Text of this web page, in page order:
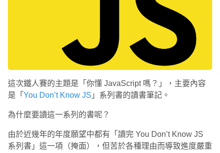
這次鐵人賽的主題是「你懂 JavaScript 嗎？」，主要內容
是「 You Don’t Know JS 」系列書的讀書筆記。
為什麼要讀這一系列的書呢？
由於近幾年的年度願望中都有「讀完 You Don’t Know JS
系列書」這一項（掩面），但苦於各種理由而導致進度嚴重